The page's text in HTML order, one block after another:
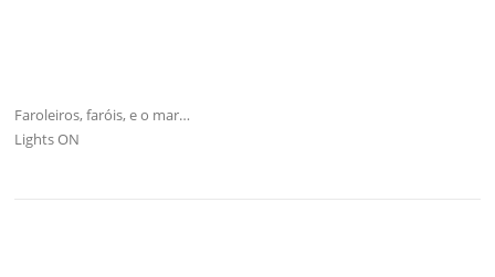
Faroleiros, faróis, e o mar…
Lights ON